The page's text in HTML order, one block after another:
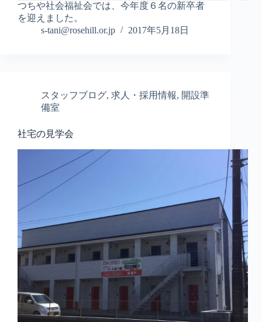
つちや社会福祉会では、今年度６名の新卒者
を迎えました。
s-tani@rosehill.or.jp
2017年5月18日
スタッフブログ, 求人・採用情報, 開設準
備室
社宅の見学会